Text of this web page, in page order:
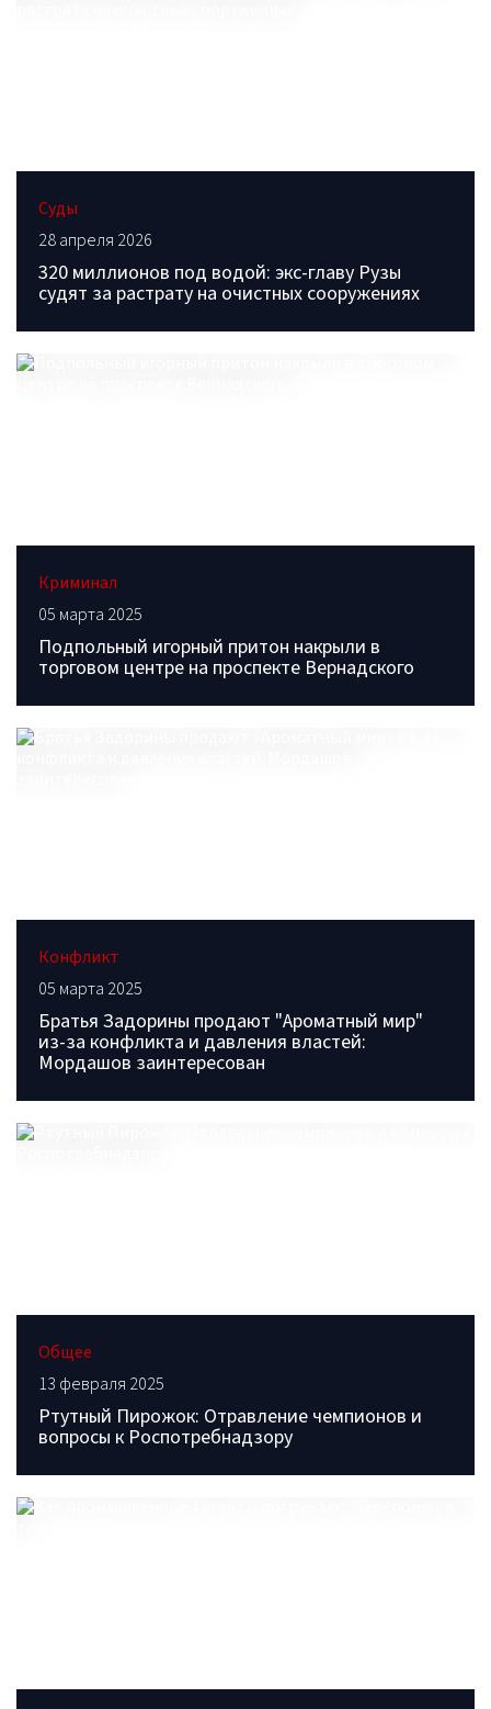
Суды
28 апреля 2026
320 миллионов под водой: экс-главу Рузы
судят за растрату на очистных сооружениях
Криминал
05 марта 2025
Подпольный игорный притон накрыли в
торговом центре на проспекте Вернадского
Конфликт
05 марта 2025
Братья Задорины продают "Ароматный мир"
из-за конфликта и давления властей:
Мордашов заинтересован
Общее
13 февраля 2025
Ртутный Пирожок: Отравление чемпионов и
вопросы к Роспотребнадзору